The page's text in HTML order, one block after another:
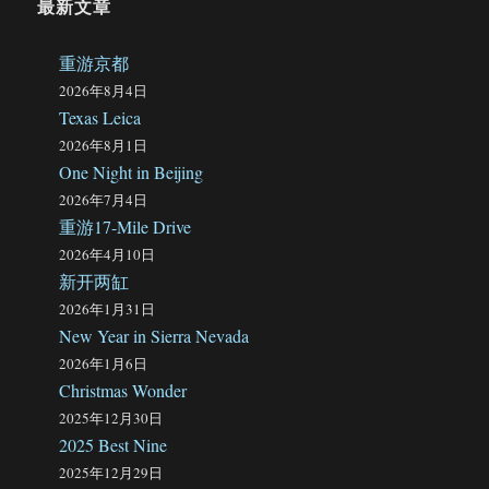
最新文章
重游京都
2026年8月4日
Texas Leica
2026年8月1日
One Night in Beijing
2026年7月4日
重游17-Mile Drive
2026年4月10日
新开两缸
2026年1月31日
New Year in Sierra Nevada
2026年1月6日
Christmas Wonder
2025年12月30日
2025 Best Nine
2025年12月29日